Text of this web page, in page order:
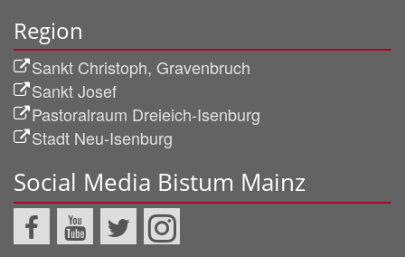
Region
Sankt Christoph, Gravenbruch
Sankt Josef
Pastoralraum Dreieich-Isenburg
Stadt Neu-Isenburg
Social Media Bistum Mainz